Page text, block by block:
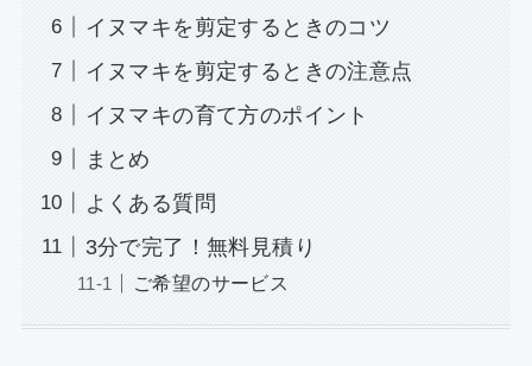
イヌマキを剪定するときのコツ
イヌマキを剪定するときの注意点
イヌマキの育て方のポイント
まとめ
よくある質問
3分で完了！無料見積り
ご希望のサービス